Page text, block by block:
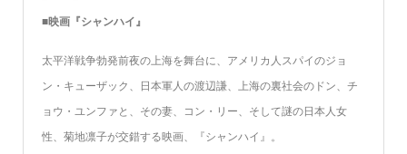
■映画『シャンハイ』
太平洋戦争勃発前夜の上海を舞台に、アメリカ人スパイのジョ
ン・キューザック、日本軍人の渡辺謙、上海の裏社会のドン、チ
ョウ・ユンファと、その妻、コン・リー、そして謎の日本人女
性、菊地凛子が交錯する映画、『シャンハイ』。